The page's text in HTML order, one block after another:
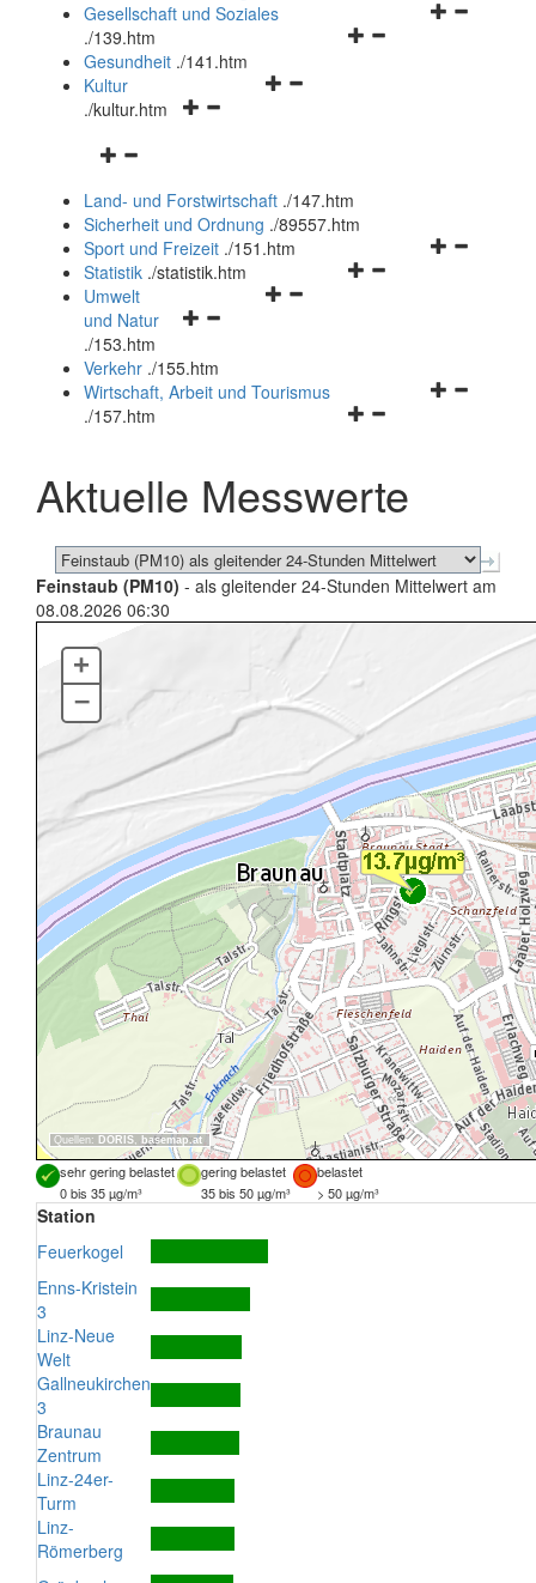
schließen
Navigationsmenü
Gesellschaft und Soziales
./139.htm
Navigationsmenü
Gesundheit ./141.htm
Navigationsmenü
Kultur
./kultur.htm
Navigationsmenü
und
schließen
Land- und Forstwirtschaft ./147.htm
Sicherheit und Ordnung ./89557.htm
Navigationsmenü
Sport und Freizeit ./151.htm
Navigationsmenü
Statistik ./statistik.htm
Navigationsmenü
und
schließen
Umwelt
und Natur
./153.htm
Verkehr ./155.htm
Navigationsmenü
schließen
Wirtschaft, Arbeit und Tourismus
./157.htm
Aktuelle Messwerte
Feinstaub (PM10) - als gleitender 24-Stunden Mittelwert am
08.08.2026 06:30
Quellen: DORIS, basemap.at
+
–
sehr gering belastet gering belastet
belastet
0 bis 35 µg/m³
35 bis 50 µg/m³ > 50 µg/m³
Station
Feuerkogel
Enns-Kristein
3
Linz-Neue
Welt
Gallneukirchen
3
Braunau
Zentrum
Linz-24er-
Turm
Linz-
Römerberg